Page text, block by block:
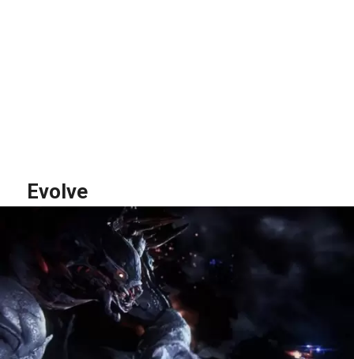
Evolve